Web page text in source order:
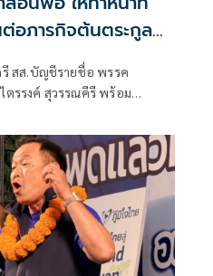
อภารกิจต้นตระกูล
รี สส.บัญชีรายชื่อ พรรค
รรงค์ สุวรรณคีรี พร้อม
ะเทศ”